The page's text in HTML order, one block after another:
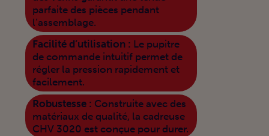
parfaite des pièces pendant
l’assemblage.
Facilité d’utilisation : Le pupitre
de commande intuitif permet de
régler la pression rapidement et
facilement.
Robustesse : Construite avec des
matériaux de qualité, la cadreuse
CHV 3020 est conçue pour durer.